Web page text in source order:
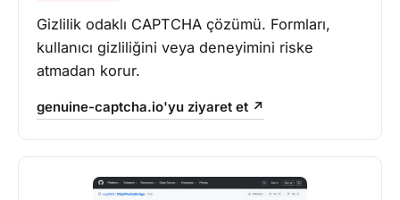
Gizlilik odaklı CAPTCHA çözümü. Formları,
kullanıcı gizliliğini veya deneyimini riske
atmadan korur.
genuine-captcha.io'yu ziyaret et ↗